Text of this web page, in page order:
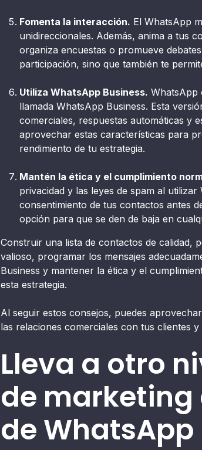
Fomenta la interacción. El WhatsApp
unidireccionales. Además, anima a tus
organiza encuestas o promueve
participación, sino que también te
Utiliza WhatsApp Business. WhatsApp
llamada WhatsApp Business. Esta
comerciales, respuestas automáticas y
aprovechar estas características para
rendimiento de tu estrategia.
Mantén la ética y el cumplimiento
privacidad y las leyes de spam al
consentimiento de tus contactos antes
opción para que se den de baja en
Construir una lista de contactos de calidad,
valioso, programar los mensajes
Business y mantener la ética y el
esta estrategia.
Al seguir estos consejos, puedes
las relaciones comerciales con tus clientes y
Lleva a otro
de
de WhatsApp